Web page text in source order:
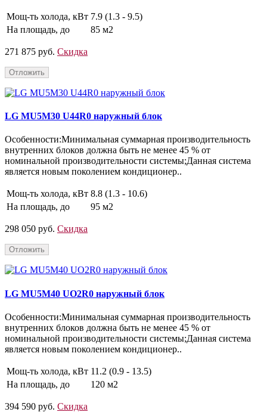
Мощ-ть холода, кВт 7.9 (1.3 - 9.5)
На площадь, до
85 м2
271 875 руб. Скидка
Отложить
LG MU5M30 U44R0 наружный блок
Особенности:Минимальная суммарная производительность
внутренних блоков должна быть не менее 45 % от
номинальной производительности системы;Данная система
является новым поколением кондиционер..
Мощ-ть холода, кВт 8.8 (1.3 - 10.6)
На площадь, до
95 м2
298 050 руб. Скидка
Отложить
LG MU5M40 UO2R0 наружный блок
Особенности:Минимальная суммарная производительность
внутренних блоков должна быть не менее 45 % от
номинальной производительности системы;Данная система
является новым поколением кондиционер..
Мощ-ть холода, кВт 11.2 (0.9 - 13.5)
На площадь, до
120 м2
394 590 руб. Скидка